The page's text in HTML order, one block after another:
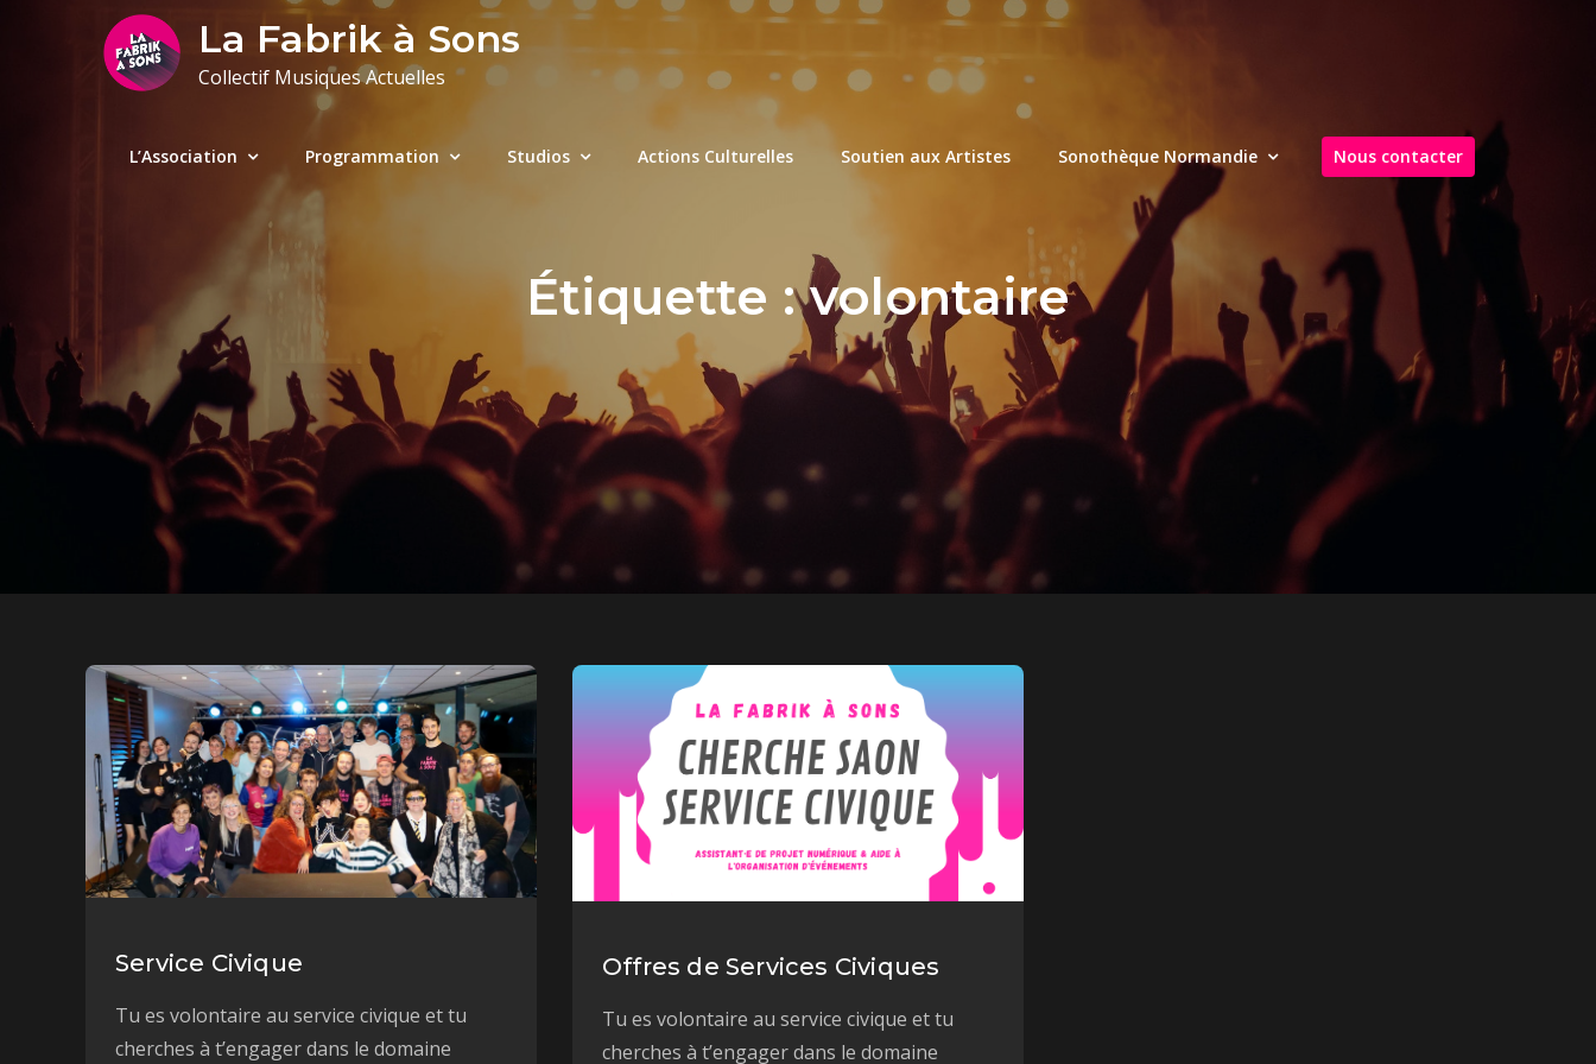
La Fabrik à Sons
Collectif Musiques Actuelles
L’Association Programmation Studios Actions Culturelles Soutien aux Artistes Sonothèque Normandie Nous contacter
Étiquette :volontaire
Service Civique
Tu es volontaire au service civique et tu
cherches à t’engager dans le domaine
Offres de Services Civiques
Tu es volontaire au service civique et tu
cherches à t’engager dans le domaine